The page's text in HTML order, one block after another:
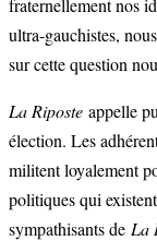
fraternellement nos
ultra-gauchistes,
sur cette question
La Riposte appelle
élection. Les
militent loyalement
politiques qui
sympathisants de La